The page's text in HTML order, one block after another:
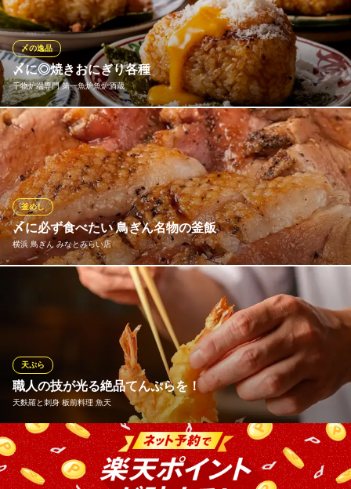
すめしています。外国人のゲストにも大変好評です。ベジタリア
ンやアレルギー、宗教上でのお食事変更も、出来る限り対応いた
しますのでご相談ください。夜景の見える5～8名様のお席も多数
ご用意。
橙家 横浜みなとみらい東急スクエア店
宴会個室☆記念日☆夜景
みなとみらい線みなとみらい駅 徒歩1分
神奈川県横浜市西区みなとみらい2-3-8 みなとみらい東急スクエア3 4F
〆に◎焼きおにぎり各種
干物炉端専門 第一魚炉魚炉酒蔵
〆の逸品
当店では、北海道から直送の厳選した干物をはじめ、新鮮な鮮魚
や生牡蠣など、こだわりの海の幸を取り揃えています。最後の締
めには、香ばしく焼き上げた焼きおにぎりが必食です。ぜひご賞
味ください！
干物炉端専門 第一魚炉魚炉酒蔵
魚と地酒が旨い干物酒場
ＪＲ根岸線桜木町駅 徒歩1分
神奈川県横浜市中区桜木町1-1-93
〆に必ず食べたい 鳥ぎん名物の釜飯
横浜 鳥ぎん みなとみらい店
釜めし
「横浜 鳥ぎん みなとみらい店」は、焼き鳥の他、釜飯も必ず食べ
て頂きたい一品。釜めしは生米からじっくり炊きますので、出来
上がるまでには約30分かかります。ご注文はお早めにお申し付け
ください。お茶碗に軽く三杯ほどございますので皆さんでシェア
するのも◎
横浜 鳥ぎん みなとみらい店
ＪＲ根岸線桜木町駅 徒歩1分
神奈川県横浜市中区桜木町1-101-1 クロスゲートビル3F
職人の技が光る絶品てんぷらを！
天麩羅と刺身 板前料理 魚天
天ぷら
カラリと揚がった絶品天ぷらは、薄すぎず厚すぎない衣で、外は
サクッ、具材はふっくらな食感は食す価値あり。 当店一押しの天
麩羅は一本穴子。産地は小柴、子安と神奈川が中心。10数年来の